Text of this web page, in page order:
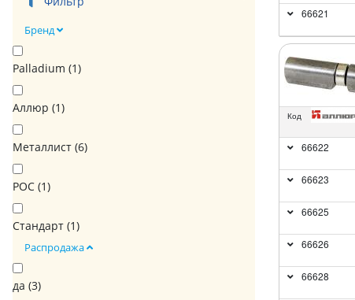
Бренд
Palladium (1)
Аллюр (1)
Металлист (6)
РОС (1)
Стандарт (1)
Распродажа
да (3)
66621
Код
66622
66623
66625
66626
66628